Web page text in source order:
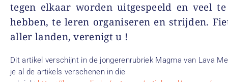
tegen elkaar worden uitgespeeld en veel
hebben, te leren organiseren en strijden.
aller landen, verenigt u !
Dit artikel verschijnt in de jongerenrubriek Magma van Lava
je al de artikels verschenen in die